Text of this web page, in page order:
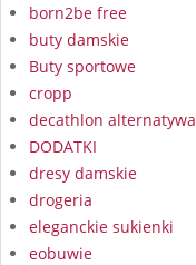
born2be free
buty damskie
Buty sportowe
cropp
decathlon alternatywa
DODATKI
dresy damskie
drogeria
eleganckie sukienki
eobuwie